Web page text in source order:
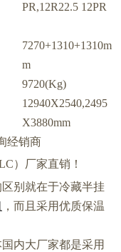
PR,12R22.5 12PR
7270+1310+1310m
m
9720(Kg)
12940X2540,2495
X3880mm
经销商
别就在于冷藏半挂
，而且采用优质保温
内大厂家都是采用